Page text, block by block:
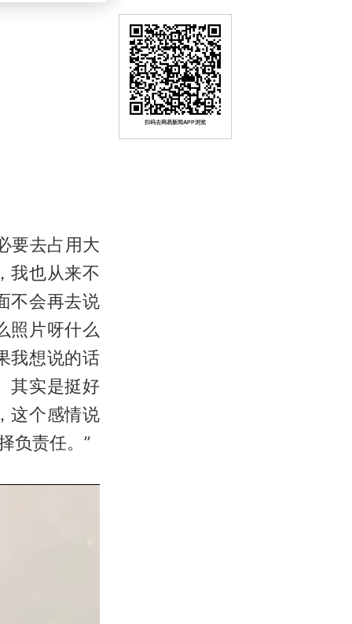
要去占用大
我也从来不
不会再去说
照片呀什么
我想说的话
其实是挺好
这个感情说
负责任。”
扫码去网易新闻APP浏览